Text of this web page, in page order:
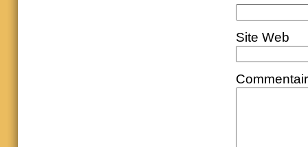
Site Web